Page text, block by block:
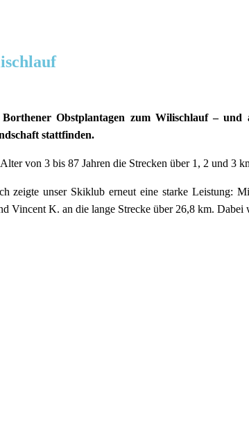
Obstplantagen zum Wilischlauf –
stattfinden.
von 3 bis 87 Jahren die Strecken über 1, 2 und 3
zeigte unser Skiklub erneut eine starke Leistung:
Vincent K. an die lange Strecke über 26,8 km.